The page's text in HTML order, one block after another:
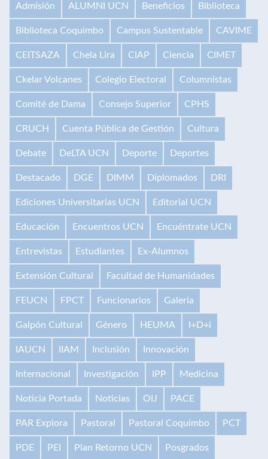
Admisión ALUMNI UCN Beneficios Biblioteca
Biblioteca Coquimbo Campus Sustentable CAVIME
CEITSAZA Chela Lira CIAP Ciencia CIMET
Ckelar Volcanes Colegio Electoral Columnistas
Comité de Dama Consejo Superior CPHS
CRUCH Cuenta Pública de Gestión Cultura
Debate DeLTA UCN Deporte Deportes
Destacado DGE DIMM Diplomados DRI
Ediciones Universitarias UCN Editorial UCN
Educación Encuentros UCN Encuéntrate UCN
Entrevistas Estudiantes Ex-Alumnos
Extensión Cultural Facultad de Humanidades
FEUCN FPCT Funcionarios Galería
Galpón Cultural Género HEUMA I+D+i
IAUCN IIAM Inclusión Innovación
Internacional Investigación IPP Medicina
Noticia Portada Noticias OIJ PACE
PAR Explora Pastoral Pastoral Coquimbo PCT
PDE PEI Plan Retorno UCN Posgrados